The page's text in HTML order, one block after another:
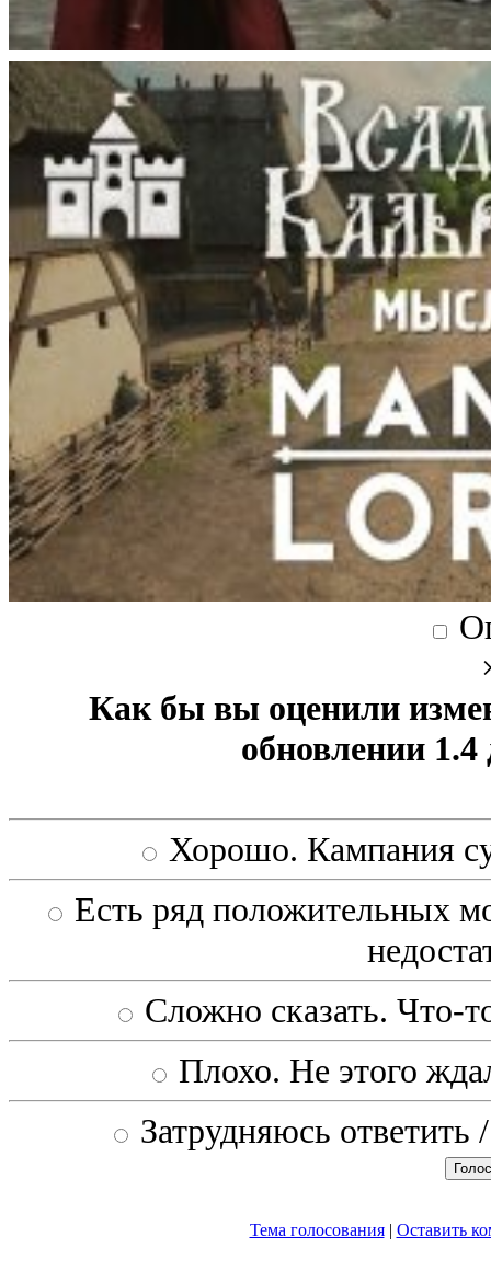
Как бы вы оценили
обновлении
Хорошо. Кампания
Есть ряд положительных
Сложно сказать. Что-
Плохо. Не этого
Затрудняюсь
Тема голосования| Оставить